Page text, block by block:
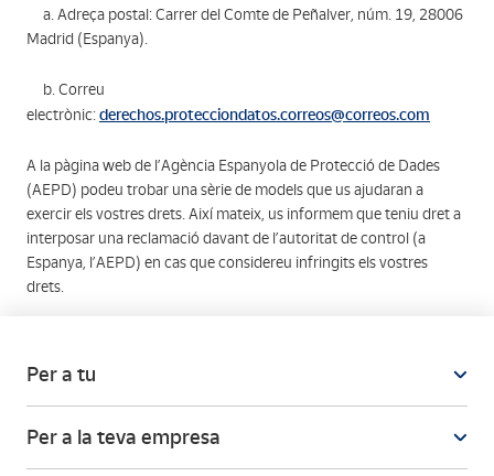
a. Adreça postal: Carrer del Comte de Peñalver, núm. 19, 28006
Madrid (Espanya).
b. Correu
electrònic:derechos.protecciondatos.correos@correos.com
A la pàgina web de l’Agència Espanyola de Protecció de Dades
(AEPD) podeu trobar una sèrie de models que us ajudaran a
exercir els vostres drets. Així mateix, us informem que teniu dret a
interposar una reclamació davant de l’autoritat de control (a
Espanya, l’AEPD) en cas que considereu infringits els vostres
drets.
Per a tu
Per a la teva empresa